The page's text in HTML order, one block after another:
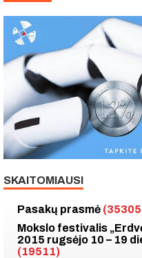
SKAITOMIAUSI
Pasakų prasmė
Mokslo festivalis
2015 rugsėjo 10 – 19
(19511)